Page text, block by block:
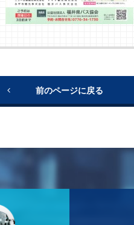
前のページに戻る